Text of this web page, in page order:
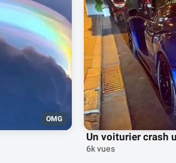
OMG
Un voiturier crash
6k vues